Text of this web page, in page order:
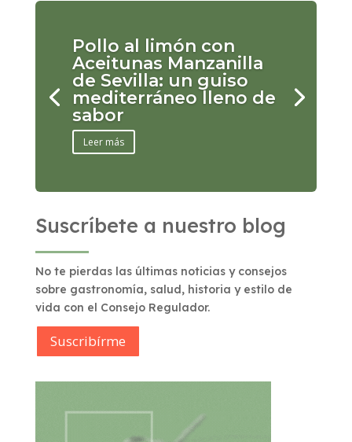
Pollo al limón con
Aceitunas Manzanilla
de Sevilla: un guiso
mediterráneo lleno de
sabor
Leer más
Suscríbete a nuestro blog
No te pierdas las últimas noticias y consejos
sobre gastronomía, salud, historia y estilo de
vida con el Consejo Regulador.
Suscribírme